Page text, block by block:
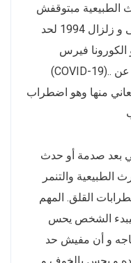
الطبيعية مبتوقفش
تقريبا من أول الحرب العالمية الأولى و زلزال 1994 لحد
الكورونا فيرس
(COVID-19).. عشان كدا موضوعنا انهارده هيتكلم عن
منها وهو اضطراب
بعد صدمة أو حدث
الطبيعية والتنمر
القلق. المهم
الشخص يحس
و أن مفيش حد